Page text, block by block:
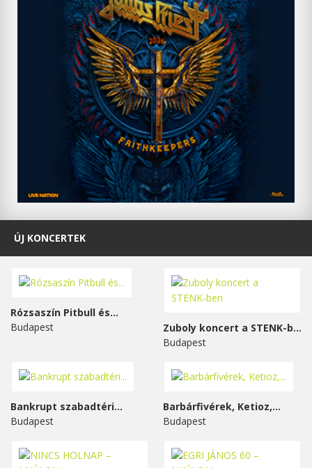
ÚJ KONCERTEK
Rózsaszín Pitbull és...
Budapest
Zuboly koncert a STENK-ben
Budapest
Bankrupt szabadtéri...
Budapest
Barbárfivérek, Ketioz,...
Budapest